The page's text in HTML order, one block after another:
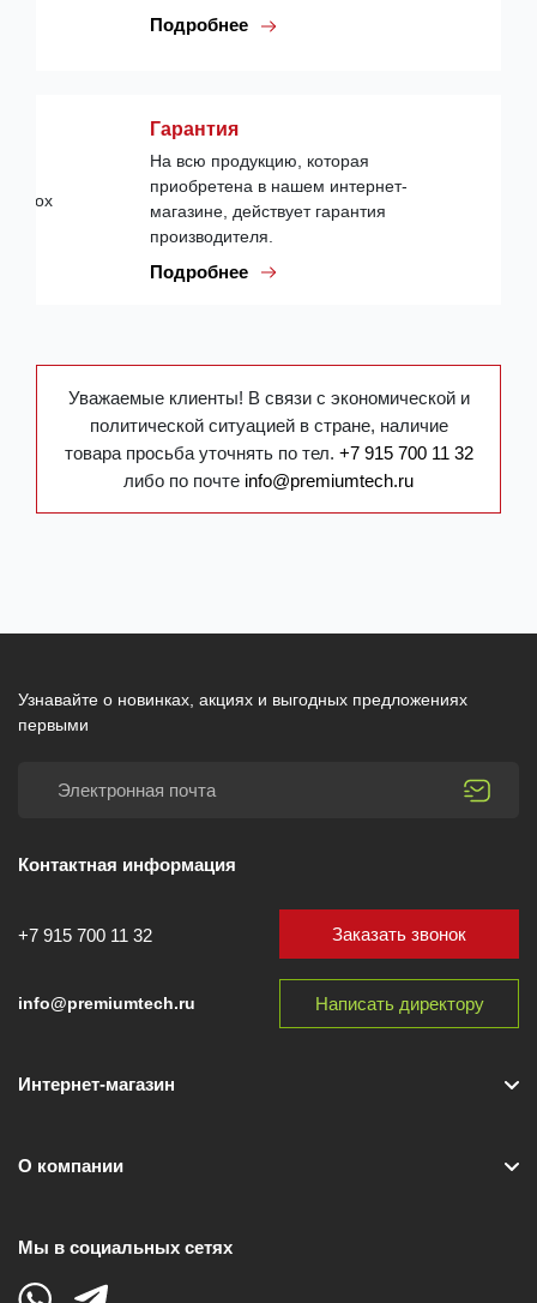
Подробнее
Гарантия
На всю продукцию, которая
приобретена в нашем интернет-
магазине, действует гарантия
производителя.
Подробнее
Уважаемые клиенты! В связи с экономической и
политической ситуацией в стране, наличие
товара просьба уточнять по тел. +7 915 700 11 32
либо по почте info@premiumtech.ru
Узнавайте о новинках, акциях и выгодных предложениях
первыми
Контактная информация
+7 915 700 11 32
info@premiumtech.ru
Заказать звонок
Написать директору
Интернет-магазин
О компании
Мы в социальных сетях